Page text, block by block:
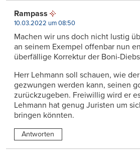
Rampass
10.03.2022 um 08:50
Machen wir uns doch nicht lustig
an seinem Exempel offenbar nun
überfällige Korrektur der Boni-
Herr Lehmann soll schauen, wie
gezwungen werden kann, seinen
zurückzugeben. Freiwillig wird er
Lehmann hat genug Juristen um
bringen könnten.
Antworten